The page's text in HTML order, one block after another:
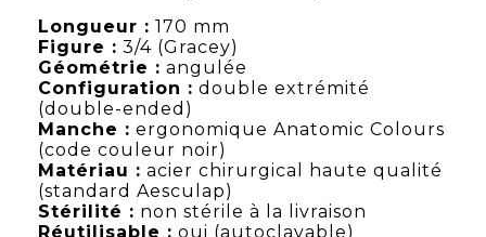
Longueur : 170 mm
Figure : 3/4 (Gracey)
Géométrie : angulée
Configuration : double extrémité
(double-ended)
Manche : ergonomique Anatomic Colours
(code couleur noir)
Matériau : acier chirurgical haute qualité
(standard Aesculap)
Stérilité : non stérile à la livraison
Réutilisable : oui (autoclavable)